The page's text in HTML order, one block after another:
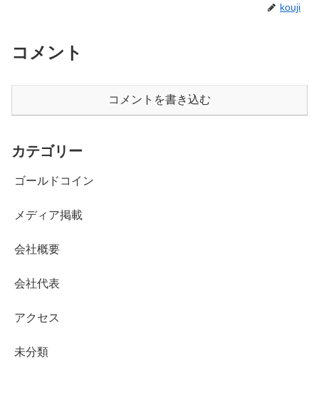
kouji
コメント
コメントを書き込む
カテゴリー
ゴールドコイン
メディア掲載
会社概要
会社代表
アクセス
未分類